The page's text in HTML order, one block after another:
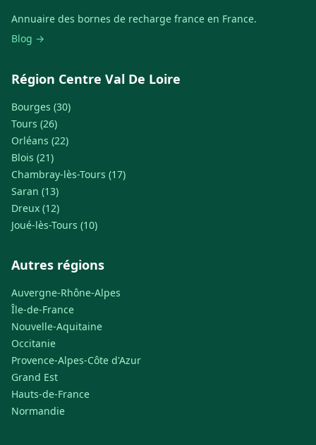
Annuaire des bornes de recharge france en France.
Blog →
Région Centre Val De Loire
Bourges (30)
Tours (26)
Orléans (22)
Blois (21)
Chambray-lès-Tours (17)
Saran (13)
Dreux (12)
Joué-lès-Tours (10)
Autres régions
Auvergne-Rhône-Alpes
Île-de-France
Nouvelle-Aquitaine
Occitanie
Provence-Alpes-Côte d'Azur
Grand Est
Hauts-de-France
Normandie